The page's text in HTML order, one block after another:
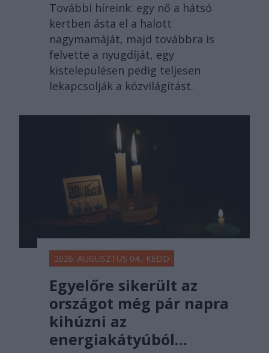
További híreink: egy nő a hátsó
kertben ásta el a halott
nagymamáját, majd továbbra is
felvette a nyugdíját, egy
kistelepülésen pedig teljesen
lekapcsolják a közvilágítást.
2026. AUGUSZTUS 04., KEDD
Egyelőre sikerült az
országot még pár napra
kihúzni az
energiakátyúból…